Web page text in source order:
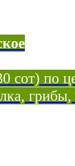
сот) по
грибы,